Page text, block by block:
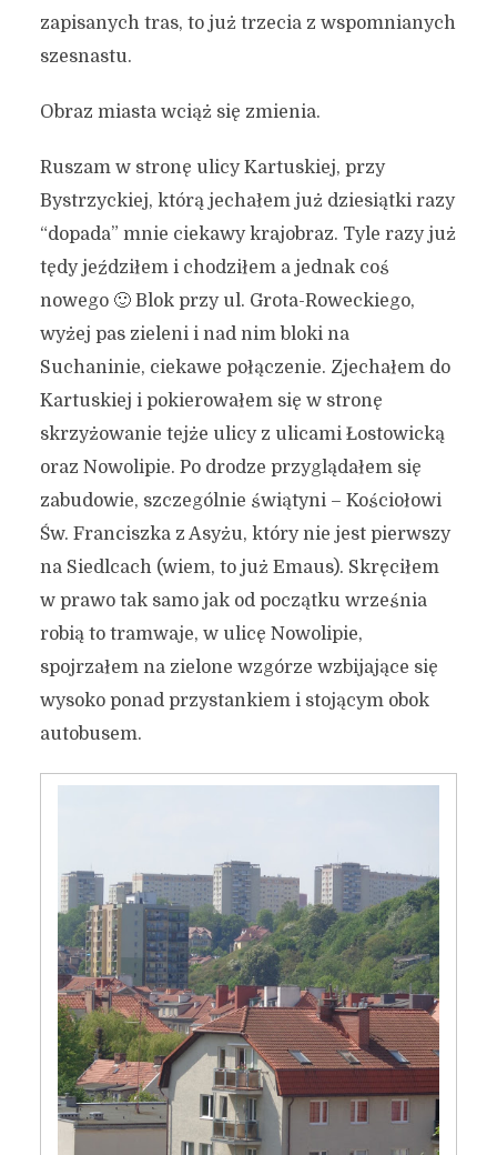
zapisanych tras, to już trzecia z wspomnianych
szesnastu.
Obraz miasta wciąż się zmienia.
Ruszam w stronę ulicy Kartuskiej, przy
Bystrzyckiej, którą jechałem już dziesiątki razy
“dopada” mnie ciekawy krajobraz. Tyle razy już
tędy jeździłem i chodziłem a jednak coś
nowego 🙂 Blok przy ul. Grota-Roweckiego,
wyżej pas zieleni i nad nim bloki na
Suchaninie, ciekawe połączenie. Zjechałem do
Kartuskiej i pokierowałem się w stronę
skrzyżowanie tejże ulicy z ulicami Łostowicką
oraz Nowolipie. Po drodze przyglądałem się
zabudowie, szczególnie świątyni – Kościołowi
Św. Franciszka z Asyżu, który nie jest pierwszy
na Siedlcach (wiem, to już Emaus). Skręciłem
w prawo tak samo jak od początku września
robią to tramwaje, w ulicę Nowolipie,
spojrzałem na zielone wzgórze wzbijające się
wysoko ponad przystankiem i stojącym obok
autobusem.